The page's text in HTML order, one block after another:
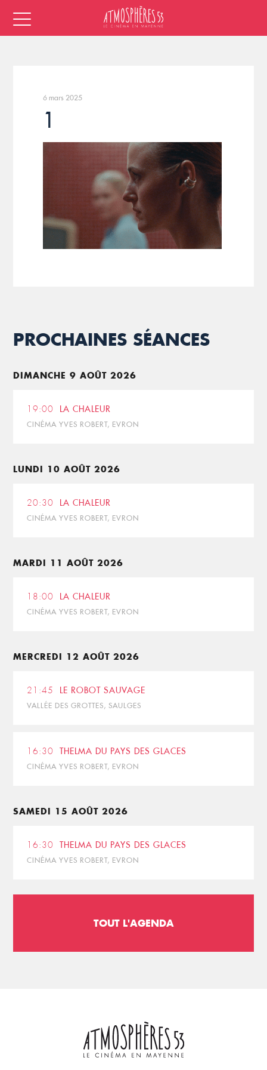
6 mars 2025
1
PROCHAINES SÉANCES
DIMANCHE 9 AOÛT 2026
19:00 LA CHALEUR
CINÉMA YVES ROBERT, EVRON
LUNDI 10 AOÛT 2026
20:30 LA CHALEUR
CINÉMA YVES ROBERT, EVRON
MARDI 11 AOÛT 2026
18:00 LA CHALEUR
CINÉMA YVES ROBERT, EVRON
MERCREDI 12 AOÛT 2026
21:45 LE ROBOT SAUVAGE
VALLÉE DES GROTTES, SAULGES
16:30 THELMA DU PAYS DES GLACES
CINÉMA YVES ROBERT, EVRON
SAMEDI 15 AOÛT 2026
16:30 THELMA DU PAYS DES GLACES
CINÉMA YVES ROBERT, EVRON
TOUT L'AGENDA